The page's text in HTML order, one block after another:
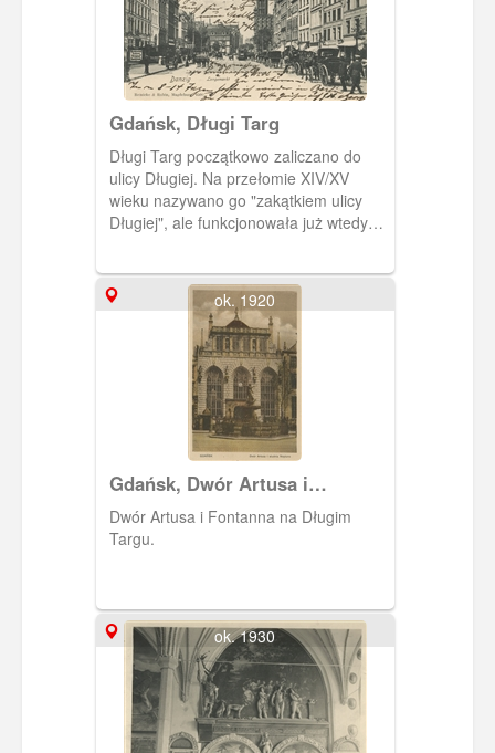
Gdańsk, Długi Targ
Długi Targ początkowo zaliczano do
ulicy Długiej. Na przełomie XIV/XV
wieku nazywano go "zakątkiem ulicy
Długiej", ale funkcjonowała już wtedy
ok. 1920
Gdańsk, Dwór Artusa i
Fontanna Neptuna
Dwór Artusa i Fontanna na Długim
Targu.
ok. 1930